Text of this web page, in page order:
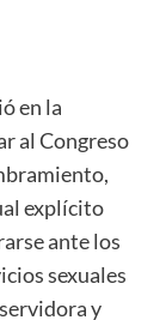
en la
al Congreso
explícito
ante los
sexuales
y